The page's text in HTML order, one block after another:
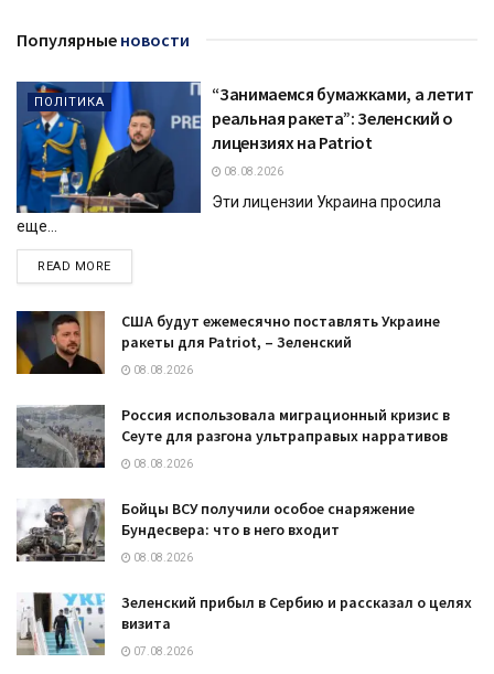
Популярные новости
ПОЛІТИКА
“Занимаемся бумажками, а летит
реальная ракета”: Зеленский о
лицензиях на Patriot
08.08.2026
Эти лицензии Украина просила
еще...
READ MOREDETAILS
США будут ежемесячно поставлять Украине
ракеты для Patriot, – Зеленский
08.08.2026
Россия использовала миграционный кризис в
Сеуте для разгона ультраправых нарративов
08.08.2026
Бойцы ВСУ получили особое снаряжение
Бундесвера: что в него входит
08.08.2026
Зеленский прибыл в Сербию и рассказал о целях
визита
07.08.2026